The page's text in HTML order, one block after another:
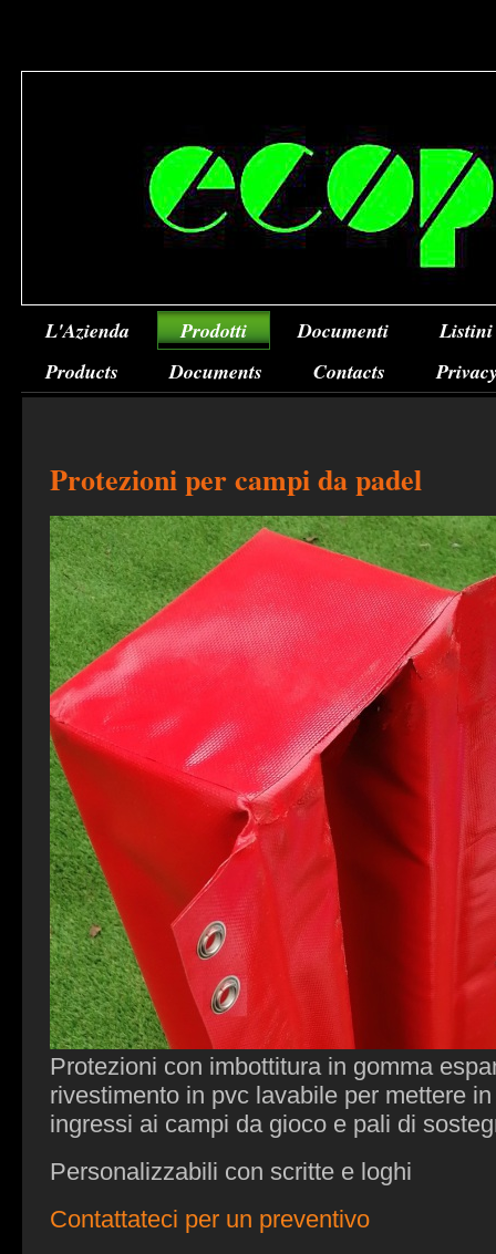
L'Azienda Prodotti Documenti
Listini
Products
Documents Contacts
Protezioni per campi da padel
Protezioni con imbottitura in gomma
rivestimento in pvc lavabile per mettere
ingressi ai campi da gioco e pali di
Personalizzabili con scritte e loghi
Contattateci per un preventivo